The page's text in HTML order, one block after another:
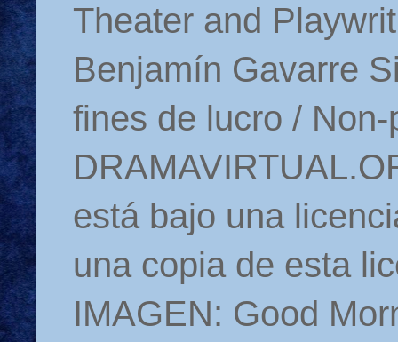
Theater and
Benjamín Gavarre
fines de lucro /
está bajo una
una copia de esta
IMAGEN: Good